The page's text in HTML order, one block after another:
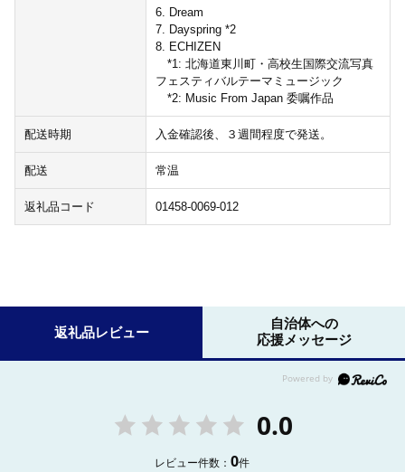
6. Dream
7. Dayspring *2
8. ECHIZEN
*1: 北海道東川町・高校生国際交流写真
フェスティバルテーマミュージック
*2: Music From Japan 委嘱作品
配送時期 入金確認後、３週間程度で発送。
配送 常温
返礼品コード 01458-0069-012
返礼品レビュー
自治体への
応援メッセージ
0.0
レビュー件数：0件